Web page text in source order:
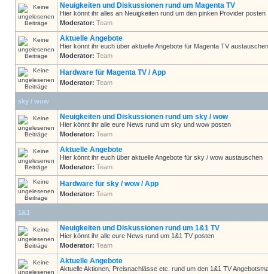
Neuigkeiten und Diskussionen rund um Magenta TV
Hier könnt ihr alles an Neuigkeiten rund um den pinken Provider posten
Moderator: Team
Aktuelle Angebote
Hier könnt ihr euch über aktuelle Angebote für Magenta TV austauschen
Moderator: Team
Hardware für Magenta TV / App
Moderator: Team
sky / wow
Neuigkeiten und Diskussionen rund um sky / wow
Hier könnt ihr alle eure News rund um sky und wow posten
Moderator: Team
Aktuelle Angebote
Hier könnt ihr euch über aktuelle Angebote für sky / wow austauschen
Moderator: Team
Hardware für sky / wow / App
Moderator: Team
1&1
Neuigkeiten und Diskussionen rund um 1&1 TV
Hier könnt ihr alle eure News rund um 1&1 TV posten
Moderator: Team
Aktuelle Angebote
Aktuelle Aktionen, Preisnachlässe etc. rund um den 1&1 TV